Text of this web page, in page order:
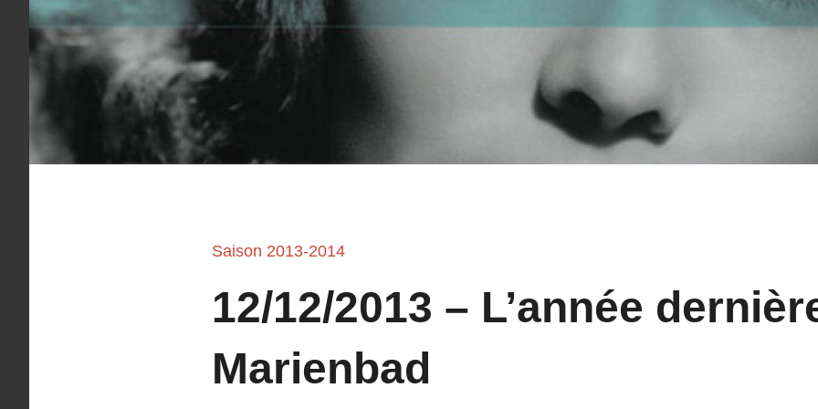
Saison 2013-2014
12/12/2013 – L’année
Marienbad